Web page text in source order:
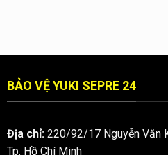
BẢO VỆ YUKI SEPRE 24
Địa chỉ:220/92/17 Nguyễn Văn
Tp. Hồ Chí Minh